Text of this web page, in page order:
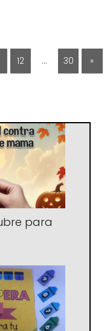
12 … 30 »
para